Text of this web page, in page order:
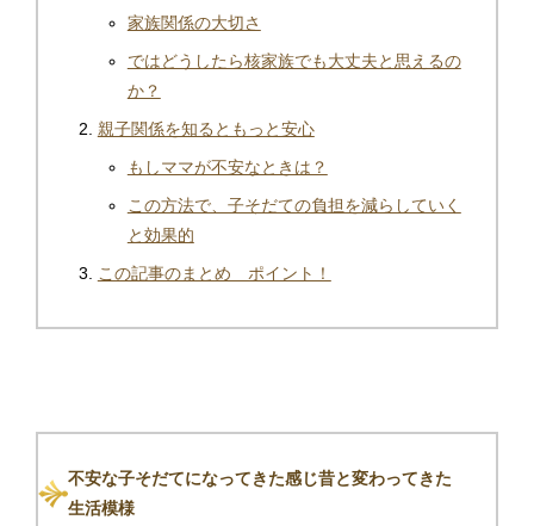
家族関係の大切さ
ではどうしたら核家族でも大丈夫と思えるの
か？
親子関係を知るともっと安心
もしママが不安なときは？
この方法で、子そだての負担を減らしていく
と効果的
この記事のまとめ ポイント！
不安な子そだてになってきた感じ昔と変わってきた
生活模様